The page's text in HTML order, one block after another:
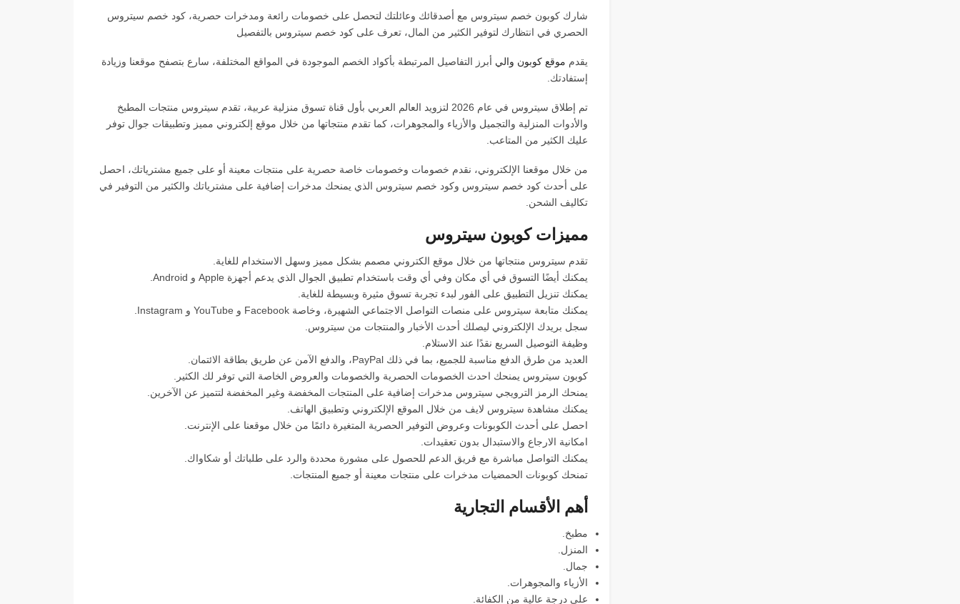
شارك كوبون خصم سيتروس مع أصدقائك وعائلتك لتحصل على خصومات رائعة ومدخرات حصرية، كود خصم سيتروس
الحصري في انتظارك لتوفير الكثير من المال، تعرف على كود خصم سيتروس بالتفصيل
يقدم موقع كوبون والي أبرز التفاصيل المرتبطة بأكواد الخصم الموجودة في المواقع المختلفة، سارع بتصفح موقعنا وزيادة
إستفادتك.
تم إطلاق سيتروس في عام 2026 لتزويد العالم العربي بأول قناة تسوق منزلية عربية، تقدم سيتروس منتجات المطبخ
والأدوات المنزلية والتجميل والأزياء والمجوهرات، كما تقدم منتجاتها من خلال موقع إلكتروني مميز وتطبيقات جوال توفر
عليك الكثير من المتاعب.
من خلال موقعنا الإلكتروني، نقدم خصومات وخصومات خاصة حصرية على منتجات معينة أو على جميع مشترياتك، احصل
على أحدث كود خصم سيتروس وكود خصم سيتروس الذي يمنحك مدخرات إضافية على مشترياتك والكثير من التوفير في
تكاليف الشحن.
مميزات كوبون سيتروس
تقدم سيتروس منتجاتها من خلال موقع الكتروني مصمم بشكل مميز وسهل الاستخدام للغاية.
يمكنك أيضًا التسوق في أي مكان وفي أي وقت باستخدام تطبيق الجوال الذي يدعم أجهزة Apple و Android.
يمكنك تنزيل التطبيق على الفور لبدء تجربة تسوق مثيرة وبسيطة للغاية.
يمكنك متابعة سيتروس على منصات التواصل الاجتماعي الشهيرة، وخاصة Facebook و YouTube و Instagram.
سجل بريدك الإلكتروني ليصلك أحدث الأخبار والمنتجات من سيتروس.
وظيفة التوصيل السريع نقدًا عند الاستلام.
العديد من طرق الدفع مناسبة للجميع، بما في ذلك PayPal، والدفع الآمن عن طريق بطاقة الائتمان.
كوبون سيتروس يمنحك احدث الخصومات الحصرية والخصومات والعروض الخاصة التي توفر لك الكثير.
يمنحك الرمز الترويجي سيتروس مدخرات إضافية على المنتجات المخفضة وغير المخفضة لتتميز عن الآخرين.
يمكنك مشاهدة سيتروس لايف من خلال الموقع الإلكتروني وتطبيق الهاتف.
احصل على أحدث الكوبونات وعروض التوفير الحصرية المتغيرة دائمًا من خلال موقعنا على الإنترنت.
امكانية الارجاع والاستبدال بدون تعقيدات.
يمكنك التواصل مباشرة مع فريق الدعم للحصول على مشورة محددة والرد على طلباتك أو شكاواك.
تمنحك كوبونات الحمضيات مدخرات على منتجات معينة أو جميع المنتجات.
أهم الأقسام التجارية
مطبخ.
المنزل.
جمال.
الأزياء والمجوهرات.
على درجة عالية من الكفائة.